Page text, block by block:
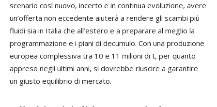
scenario così nuovo, incerto e in continua evoluzione, avere
un’offerta non eccedente aiuterà a rendere gli scambi più
fluidi sia in Italia che all’estero e a preparare al meglio la
programmazione e i piani di decumulo. Con una produzione
europea complessiva tra 10 e 11 milioni di t, per quanto
appreso negli ultimi anni, si dovrebbe riuscire a garantire
un giusto equilibrio di mercato.